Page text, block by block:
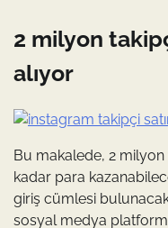
2 milyon
alıyor
Bu makalede, 2
kadar para
giriş cümlesi
sosyal medya